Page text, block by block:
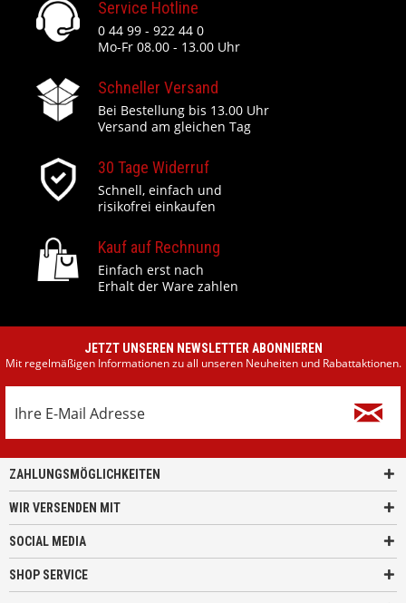
Service Hotline
0 44 99 - 922 44 0
Mo-Fr 08.00 - 13.00 Uhr
Schneller Versand
Bei Bestellung bis 13.00 Uhr
Versand am gleichen Tag
30 Tage Widerruf
Schnell, einfach und
risikofrei einkaufen
Kauf auf Rechnung
Einfach erst nach
Erhalt der Ware zahlen
JETZT UNSEREN NEWSLETTER ABONNIEREN
Mit regelmäßigen Informationen zu all unseren Neuheiten und Rabattaktionen.
ZAHLUNGSMÖGLICHKEITEN
WIR VERSENDEN MIT
SOCIAL MEDIA
SHOP SERVICE